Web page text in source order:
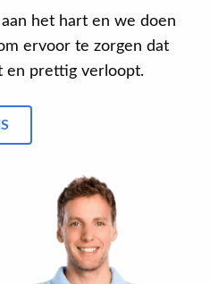
het hart en we doen
ervoor te zorgen dat
en prettig verloopt.